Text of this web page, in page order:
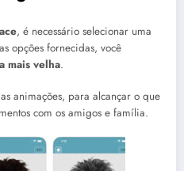
, é necessário selecionar uma
opções fornecidas, você
mais velha.
animações, para alcançar o que
com os amigos e família.